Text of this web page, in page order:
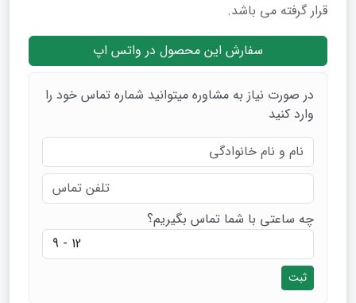
قرار گرفته می‌ باشد.
سفارش این محصول در واتس اپ
در صورت نیاز به مشاوره میتوانید شماره تماس خود را
وارد کنید
چه ساعتی با شما تماس بگیریم؟
ثبت